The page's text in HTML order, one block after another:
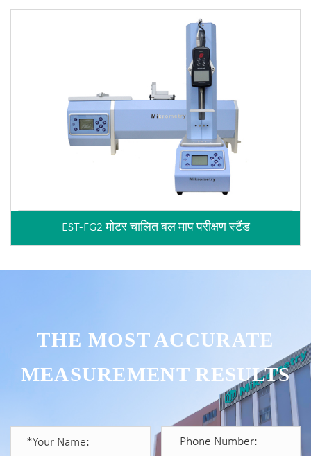
EST-FG2 मोटर चालित बल माप परीक्षण स्टैंड
THE MOST ACCURATE
MEASUREMENT RESULTS